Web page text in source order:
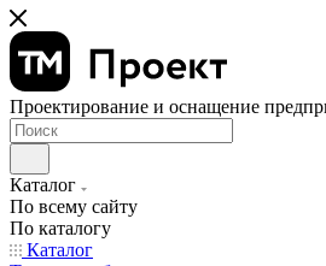
Проектирование и оснащение
Каталог
По всему сайту
По каталогу
Каталог